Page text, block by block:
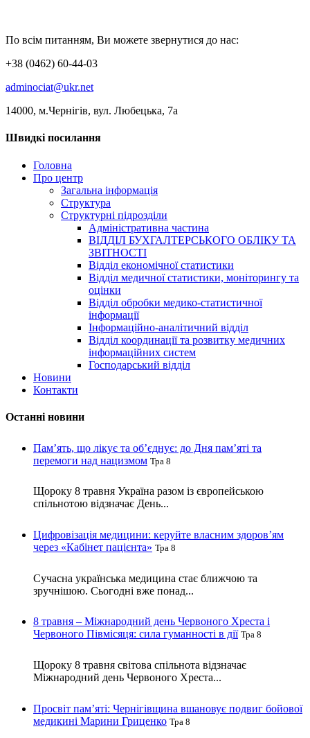
По всім питанням, Ви можете звернутися до нас:
+38 (0462) 60-44-03
adminociat@ukr.net
14000, м.Чернігів, вул. Любецька, 7а
Швидкі посилання
Головна
Про центр
Загальна інформація
Структура
Структурні підрозділи
Адміністративна частина
ВІДДІЛ БУХГАЛТЕРСЬКОГО ОБЛІКУ ТА
ЗВІТНОСТІ
Відділ економічної статистики
Відділ медичної статистики, моніторингу та
оцінки
Відділ обробки медико-статистичної
інформації
Інформаційно-аналітичний відділ
Відділ координації та розвитку медичних
інформаційних систем
Господарський відділ
Новини
Контакти
Останні новини
Пам’ять, що лікує та об’єднує: до Дня пам’яті та
перемоги над нацизмом Тра 8
Щороку 8 травня Україна разом із європейською
спільнотою відзначає День...
Цифровізація медицини: керуйте власним здоров’ям
через «Кабінет пацієнта» Тра 8
Сучасна українська медицина стає ближчою та
зручнішою. Сьогодні вже понад...
8 травня – Міжнародний день Червоного Хреста і
Червоного Півмісяця: сила гуманності в дії Тра 8
Щороку 8 травня світова спільнота відзначає
Міжнародний день Червоного Хреста...
Просвіт пам’яті: Чернігівщина вшановує подвиг бойової
медикині Марини Гриценко Тра 8